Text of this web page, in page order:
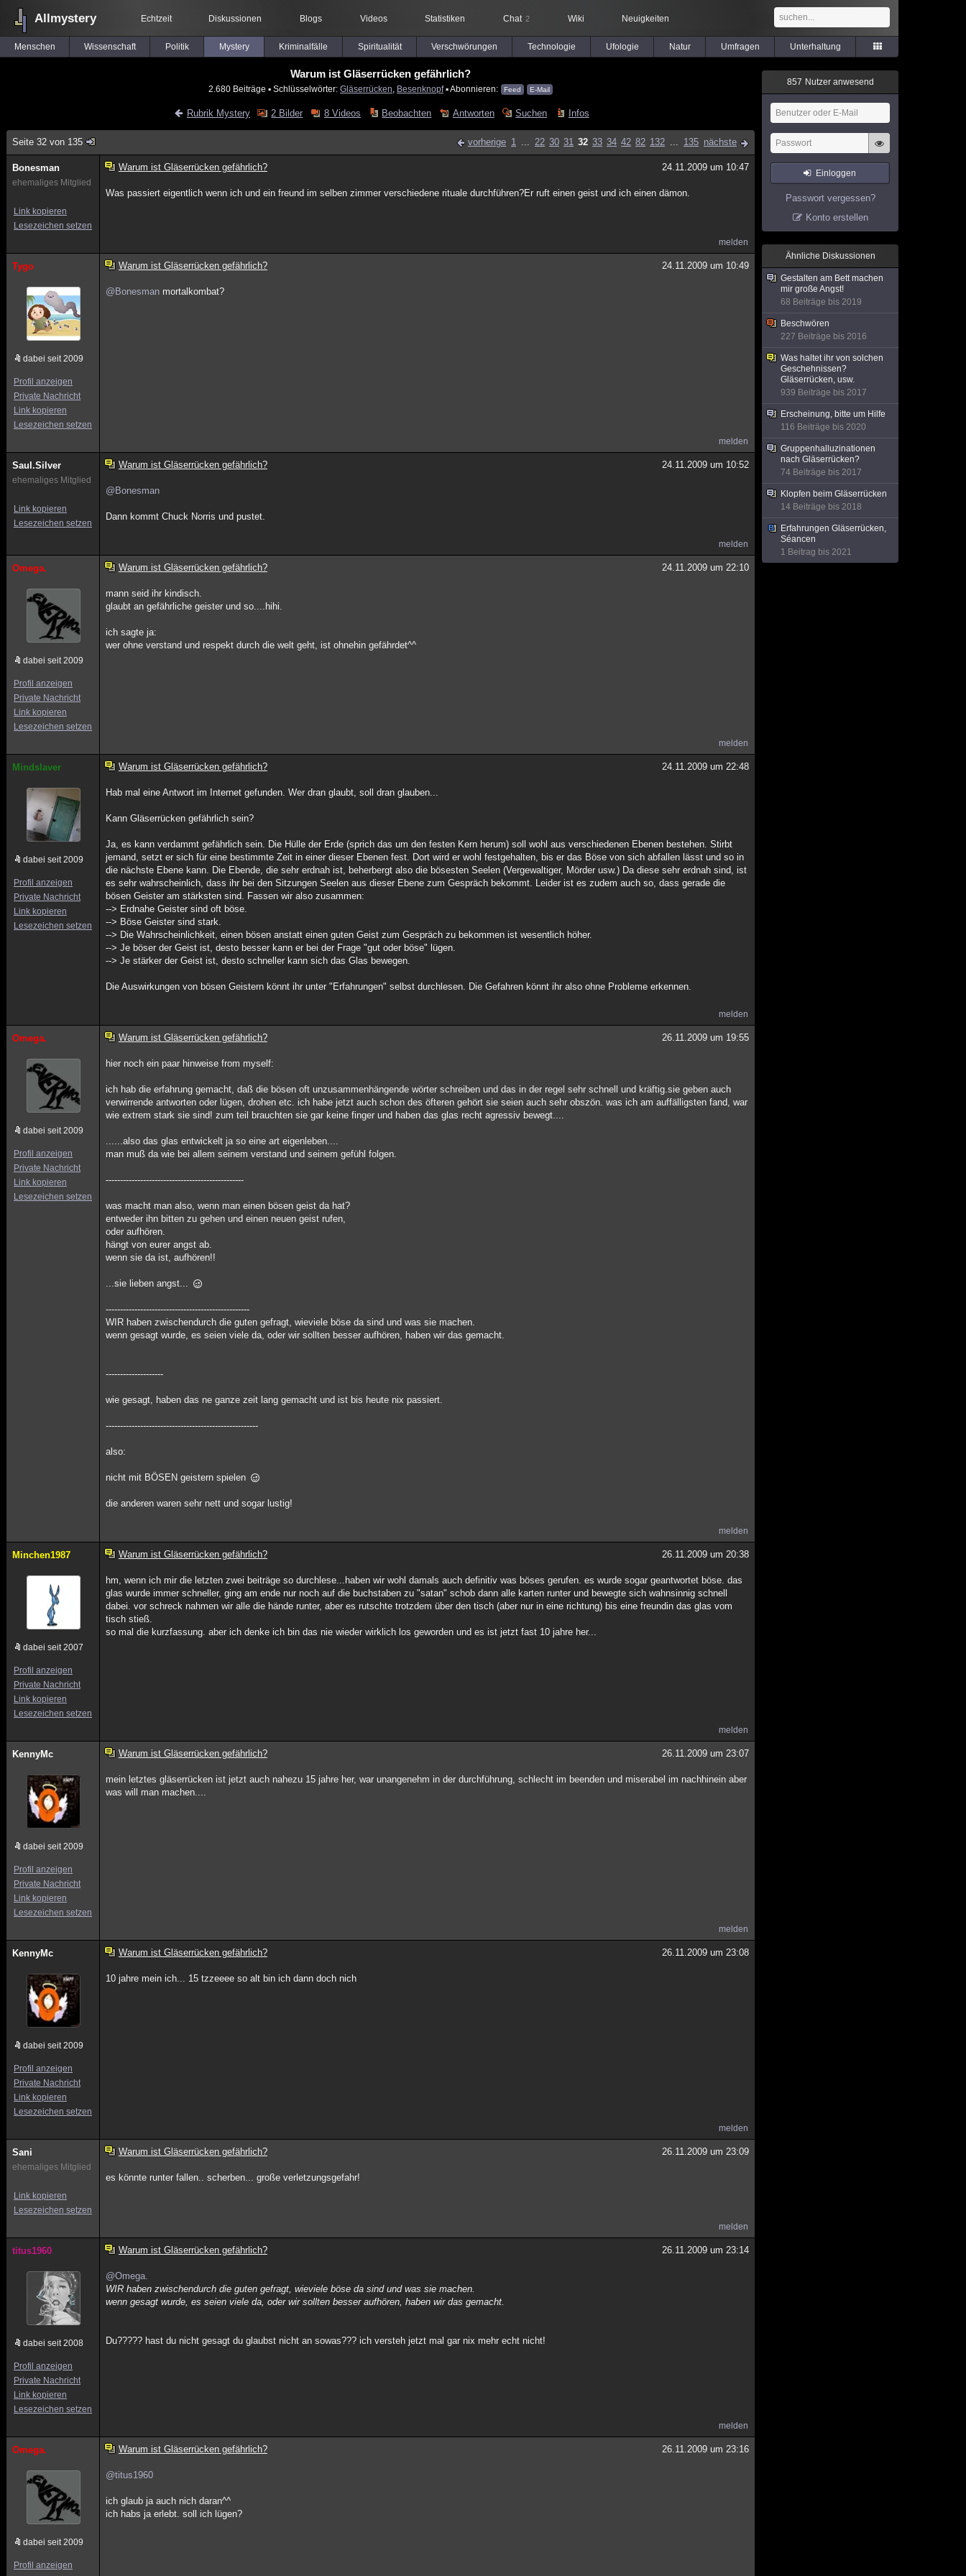
Allmystery Echtzeit Diskussionen Blogs Videos Statistiken Chat 2 Wiki Neuigkeiten
Menschen Wissenschaft Politik Mystery Kriminalfälle Spiritualität Verschwörungen Technologie Ufologie Natur Umfragen Unterhaltung
Warum ist Gläserrücken gefährlich?
2.680 Beiträge ▪ Schlüsselwörter: Gläserrücken Besenknopf▪ Abonnieren: Feed E-Mail
Rubrik Mystery 2 Bilder 8 Videos Beobachten Antworten Suchen Infos
Seite 32 von 135 vorherige 1 ... 22 30 31 32 33 34 42 82 132 ... 135 nächste
Bonesman
ehemaliges Mitglied
Link kopieren
Lesezeichen setzen
Warum ist Gläserrücken gefährlich? 24.11.2009 um 10:47
Was passiert eigentlich wenn ich und ein freund im selben zimmer verschiedene rituale durchführen?Er ruft einen geist und ich einen dämon.
melden
Tygo
dabei seit 2009
Profil anzeigen
Private Nachricht
Link kopieren
Lesezeichen setzen
Warum ist Gläserrücken gefährlich? 24.11.2009 um 10:49
@Bonesman mortalkombat?
melden
Saul.Silver
ehemaliges Mitglied
Link kopieren
Lesezeichen setzen
Warum ist Gläserrücken gefährlich? 24.11.2009 um 10:52
@Bonesman
Dann kommt Chuck Norris und pustet.
melden
Omega.
dabei seit 2009
Profil anzeigen
Private Nachricht
Link kopieren
Lesezeichen setzen
Warum ist Gläserrücken gefährlich? 24.11.2009 um 22:10
mann seid ihr kindisch.
glaubt an gefährliche geister und so....hihi.
ich sagte ja:
wer ohne verstand und respekt durch die welt geht, ist ohnehin gefährdet^^
melden
Mindslaver
dabei seit 2009
Profil anzeigen
Private Nachricht
Link kopieren
Lesezeichen setzen
Warum ist Gläserrücken gefährlich? 24.11.2009 um 22:48
Hab mal eine Antwort im Internet gefunden. Wer dran glaubt, soll dran glauben...
Kann Gläserrücken gefährlich sein?
Ja, es kann verdammt gefährlich sein. Die Hülle der Erde (sprich das um den festen Kern herum) soll wohl aus verschiedenen Ebenen bestehen. Stirbt
jemand, setzt er sich für eine bestimmte Zeit in einer dieser Ebenen fest. Dort wird er wohl festgehalten, bis er das Böse von sich abfallen lässt und so in
die nächste Ebene kann. Die Ebende, die sehr erdnah ist, beherbergt also die bösesten Seelen (Vergewaltiger, Mörder usw.) Da diese sehr erdnah sind, ist
es sehr wahrscheinlich, dass ihr bei den Sitzungen Seelen aus dieser Ebene zum Gespräch bekommt. Leider ist es zudem auch so, dass gerade die
bösen Geister am stärksten sind. Fassen wir also zusammen:
--> Erdnahe Geister sind oft böse.
--> Böse Geister sind stark.
--> Die Wahrscheinlichkeit, einen bösen anstatt einen guten Geist zum Gespräch zu bekommen ist wesentlich höher.
--> Je böser der Geist ist, desto besser kann er bei der Frage "gut oder böse" lügen.
--> Je stärker der Geist ist, desto schneller kann sich das Glas bewegen.
Die Auswirkungen von bösen Geistern könnt ihr unter "Erfahrungen" selbst durchlesen. Die Gefahren könnt ihr also ohne Probleme erkennen.
melden
Omega.
dabei seit 2009
Profil anzeigen
Private Nachricht
Link kopieren
Lesezeichen setzen
Warum ist Gläserrücken gefährlich? 26.11.2009 um 19:55
hier noch ein paar hinweise from myself:
ich hab die erfahrung gemacht, daß die bösen oft unzusammenhängende wörter schreiben und das in der regel sehr schnell und kräftig.sie geben auch
verwirrende antworten oder lügen, drohen etc. ich habe jetzt auch schon des öfteren gehört sie seien auch sehr obszön. was ich am auffälligsten fand, war
wie extrem stark sie sind! zum teil brauchten sie gar keine finger und haben das glas recht agressiv bewegt....
......also das glas entwickelt ja so eine art eigenleben....
man muß da wie bei allem seinem verstand und seinem gefühl folgen.
------------------------------------------------
was macht man also, wenn man einen bösen geist da hat?
entweder ihn bitten zu gehen und einen neuen geist rufen,
oder aufhören.
hängt von eurer angst ab.
wenn sie da ist, aufhören!!
...sie lieben angst...
--------------------------------------------------
WIR haben zwischendurch die guten gefragt, wieviele böse da sind und was sie machen.
wenn gesagt wurde, es seien viele da, oder wir sollten besser aufhören, haben wir das gemacht.
--------------------
wie gesagt, haben das ne ganze zeit lang gemacht und ist bis heute nix passiert.
-----------------------------------------------------
also:
nicht mit BÖSEN geistern spielen
die anderen waren sehr nett und sogar lustig!
melden
Minchen1987
dabei seit 2007
Profil anzeigen
Private Nachricht
Link kopieren
Lesezeichen setzen
Warum ist Gläserrücken gefährlich? 26.11.2009 um 20:38
hm, wenn ich mir die letzten zwei beiträge so durchlese...haben wir wohl damals auch definitiv was böses gerufen. es wurde sogar geantwortet böse. das
glas wurde immer schneller, ging am ende nur noch auf die buchstaben zu "satan" schob dann alle karten runter und bewegte sich wahnsinnig schnell
dabei. vor schreck nahmen wir alle die hände runter, aber es rutschte trotzdem über den tisch (aber nur in eine richtung) bis eine freundin das glas vom
tisch stieß.
so mal die kurzfassung. aber ich denke ich bin das nie wieder wirklich los geworden und es ist jetzt fast 10 jahre her...
melden
KennyMc
dabei seit 2009
Profil anzeigen
Private Nachricht
Link kopieren
Lesezeichen setzen
Warum ist Gläserrücken gefährlich? 26.11.2009 um 23:07
mein letztes gläserrücken ist jetzt auch nahezu 15 jahre her, war unangenehm in der durchführung, schlecht im beenden und miserabel im nachhinein aber
was will man machen....
melden
KennyMc
dabei seit 2009
Profil anzeigen
Private Nachricht
Link kopieren
Lesezeichen setzen
Warum ist Gläserrücken gefährlich? 26.11.2009 um 23:08
10 jahre mein ich... 15 tzzeeee so alt bin ich dann doch nich
melden
Sani
ehemaliges Mitglied
Link kopieren
Lesezeichen setzen
Warum ist Gläserrücken gefährlich? 26.11.2009 um 23:09
es könnte runter fallen.. scherben... große verletzungsgefahr!
melden
titus1960
dabei seit 2008
Profil anzeigen
Private Nachricht
Link kopieren
Lesezeichen setzen
Warum ist Gläserrücken gefährlich? 26.11.2009 um 23:14
@Omega.
WIR haben zwischendurch die guten gefragt, wieviele böse da sind und was sie machen.
wenn gesagt wurde, es seien viele da, oder wir sollten besser aufhören, haben wir das gemacht.
Du????? hast du nicht gesagt du glaubst nicht an sowas??? ich versteh jetzt mal gar nix mehr echt nicht!
melden
Omega.
dabei seit 2009
Profil anzeigen
Warum ist Gläserrücken gefährlich? 26.11.2009 um 23:16
@titus1960
ich glaub ja auch nich daran^^
ich habs ja erlebt. soll ich lügen?
857 Nutzer anwesend
Einloggen
Passwort vergessen?
Konto erstellen
Ähnliche Diskussionen
Gestalten am Bett machen
mir große Angst!
68 Beiträge bis 2019
Beschwören
227 Beiträge bis 2016
Was haltet ihr von solchen
Geschehnissen?
Gläserrücken, usw.
939 Beiträge bis 2017
Erscheinung, bitte um Hilfe
116 Beiträge bis 2020
Gruppenhalluzinationen
nach Gläserrücken?
74 Beiträge bis 2017
Klopfen beim Gläserrücken
14 Beiträge bis 2018
Erfahrungen Gläserrücken,
Séancen
1 Beitrag bis 2021